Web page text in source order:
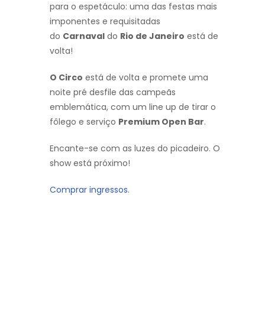
para o espetáculo: uma das festas mais
imponentes e requisitadas
do Carnaval do Rio de Janeiro está de
volta!
O Circo está de volta e promete uma
noite pré desfile das campeãs
emblemática, com um line up de tirar o
fôlego e serviço Premium Open Bar.
Encante-se com as luzes do picadeiro. O
show está próximo!
Comprar ingressos.